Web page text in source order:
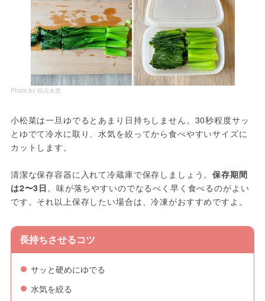
Photo by 稲吉永恵
小松菜は一旦ゆでるとあまり日持ちしません。30秒程度サッ
とゆでて冷水に取り、水気を絞ってから食べやすいサイズに
カットします。
清潔な保存容器に入れて冷蔵庫で保存しましょう。保存期間
は2〜3日 。味が落ちやすいのでなるべく早く食べるのがよい
です。それ以上保存したい場合は、冷凍がおすすめですよ。
長持ちさせるコツ
サッと硬めにゆでる
水気を絞る